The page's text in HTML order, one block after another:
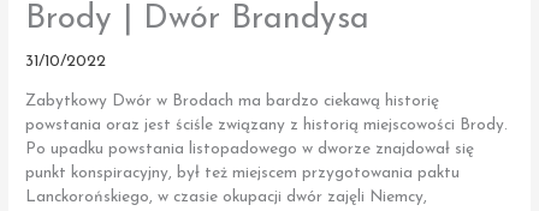
Brody | Dwór Brandysa
31/10/2022
Zabytkowy Dwór w Brodach ma bardzo ciekawą historię
powstania oraz jest ściśle związany z historią miejscowości Brody.
Po upadku powstania listopadowego w dworze znajdował się
punkt konspiracyjny, był też miejscem przygotowania paktu
Lanckorońskiego, w czasie okupacji dwór zajęli Niemcy,